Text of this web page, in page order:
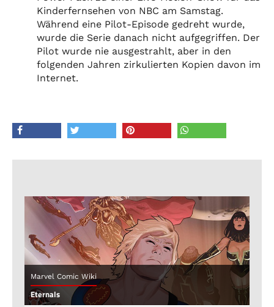
Kinderfernsehen von NBC am Samstag.
Während eine Pilot-Episode gedreht wurde,
wurde die Serie danach nicht aufgegriffen. Der
Pilot wurde nie ausgestrahlt, aber in den
folgenden Jahren zirkulierten Kopien davon im
Internet.
Marvel Comic Wiki
Eternals